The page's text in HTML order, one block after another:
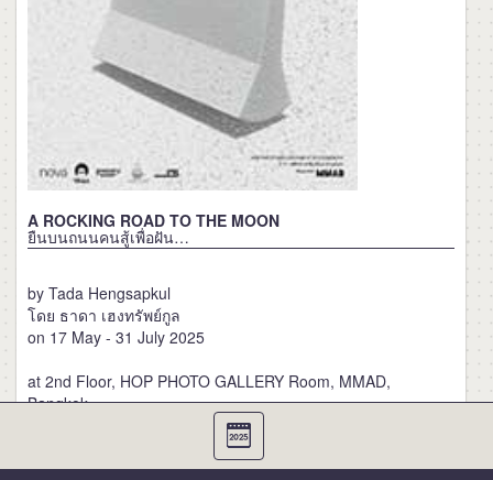
A ROCKING ROAD TO THE MOON
ยืนบนถนนคนสู้เพื่อฝัน…
by Tada Hengsapkul
โดย ธาดา เฮงทรัพย์กูล
on 17 May - 31 July 2025
at 2nd Floor, HOP PHOTO GALLERY Room, MMAD,
Bangkok